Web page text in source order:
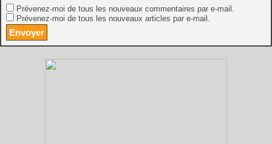
Prévenez-moi de tous les nouveaux commentaires par e-mail.
Prévenez-moi de tous les nouveaux articles par e-mail.